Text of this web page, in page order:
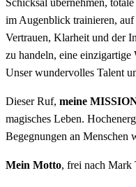
Schicksal übernehmen,
im Augenblick trainieren, auf
Vertrauen, Klarheit und der
zu handeln, eine einzigartige
Unser wundervolles Talent
Dieser Ruf, meine
magisches Leben.
Begegnungen an Menschen
Mein Motto, frei nach Mark